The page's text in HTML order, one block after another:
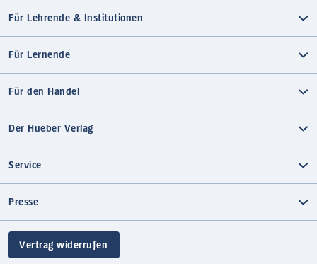
Für Lehrende & Institutionen
Für Lernende
Für den Handel
Der Hueber Verlag
Service
Presse
Vertrag widerrufen